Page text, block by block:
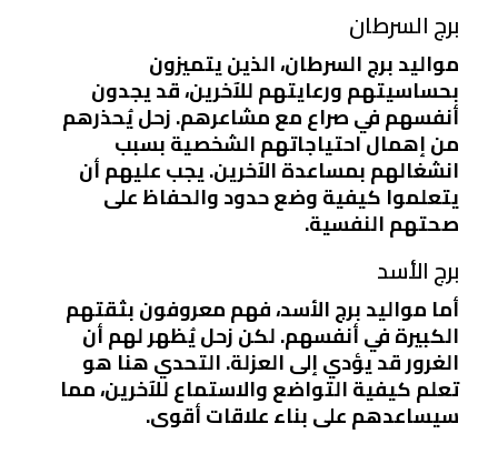
برج السرطان
مواليد برج السرطان، الذين يتميزون
بحساسيتهم ورعايتهم للآخرين، قد يجدون
أنفسهم في صراع مع مشاعرهم. زحل يُحذرهم
من إهمال احتياجاتهم الشخصية بسبب
انشغالهم بمساعدة الآخرين. يجب عليهم أن
يتعلموا كيفية وضع حدود والحفاظ على
صحتهم النفسية.
برج الأسد
أما مواليد برج الأسد، فهم معروفون بثقتهم
الكبيرة في أنفسهم. لكن زحل يُظهر لهم أن
الغرور قد يؤدي إلى العزلة. التحدي هنا هو
تعلم كيفية التواضع والاستماع للآخرين، مما
سيساعدهم على بناء علاقات أقوى.